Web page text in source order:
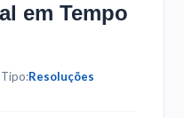
em Tempo
Tipo:Resoluções